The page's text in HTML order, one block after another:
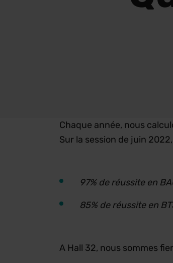
Chaque année, nous
Sur la session de juin
97% de réussite en
85% de réussite en
A Hall 32, nous sommes